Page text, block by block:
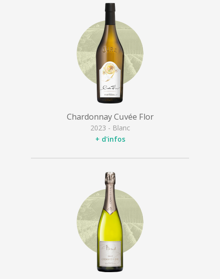
Chardonnay Cuvée Flor
2023 - Blanc
+ d'infos